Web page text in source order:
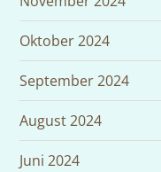
Oktober 2024
September 2024
August 2024
Juni 2024